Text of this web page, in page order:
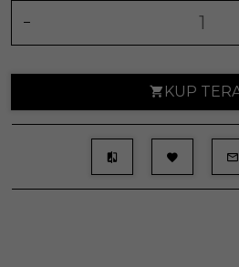
KUP